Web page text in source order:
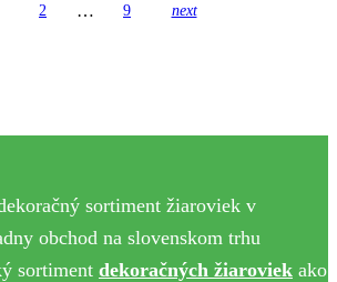
2 … 9 next
sortiment žiaroviek v
obchod na slovenskom trhu
sortiment dekoračných žiaroviek ako